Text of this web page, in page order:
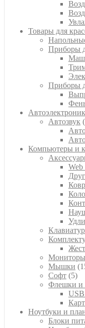
Товары для
Приборы
Приборы
Автозвук
Компьютеры и
Мониторы
Мышки
Софт 55
Флешки и
Ноутбуки и
Блоки